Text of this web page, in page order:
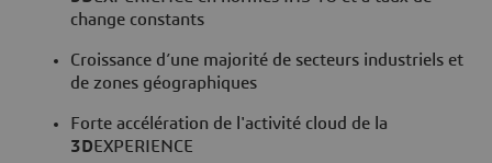
change constants
Croissance d’une majorité de secteurs industriels et
de zones géographiques
Forte accélération de l'activité cloud de la
3DEXPERIENCE